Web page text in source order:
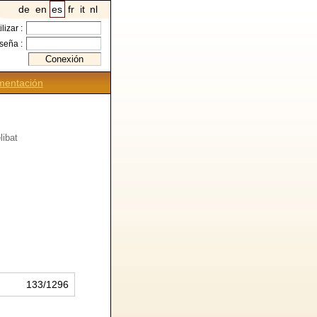
de en es fr it nl
:
:
133/1296